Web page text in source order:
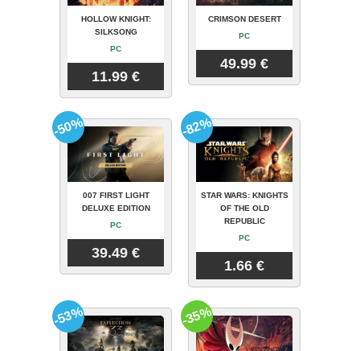
HOLLOW KNIGHT:
SILKSONG
PC
11.99 €
CRIMSON DESERT
PC
49.99 €
007 FIRST LIGHT
DELUXE EDITION
PC
39.49 €
-50%
STAR WARS: KNIGHTS
OF THE OLD
REPUBLIC
PC
1.66 €
-82%
-53% -35%